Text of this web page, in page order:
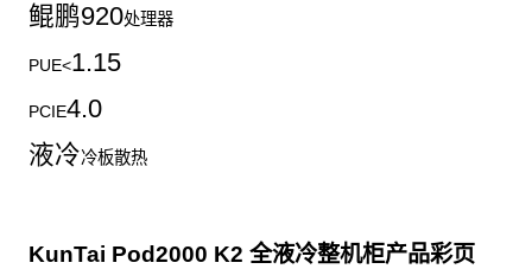
鲲鹏920处理器
PUE<1.15
PCIE4.0
液冷冷板散热
KunTai Pod2000 K2 全液冷整机柜产品彩页